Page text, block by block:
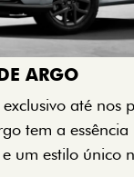
ARGO
até nos
tem a
um estilo único